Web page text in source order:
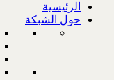
الرئيسية
حول الشبكة